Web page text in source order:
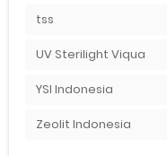
tss
UV Sterilight Viqua
YSI Indonesia
Zeolit Indonesia